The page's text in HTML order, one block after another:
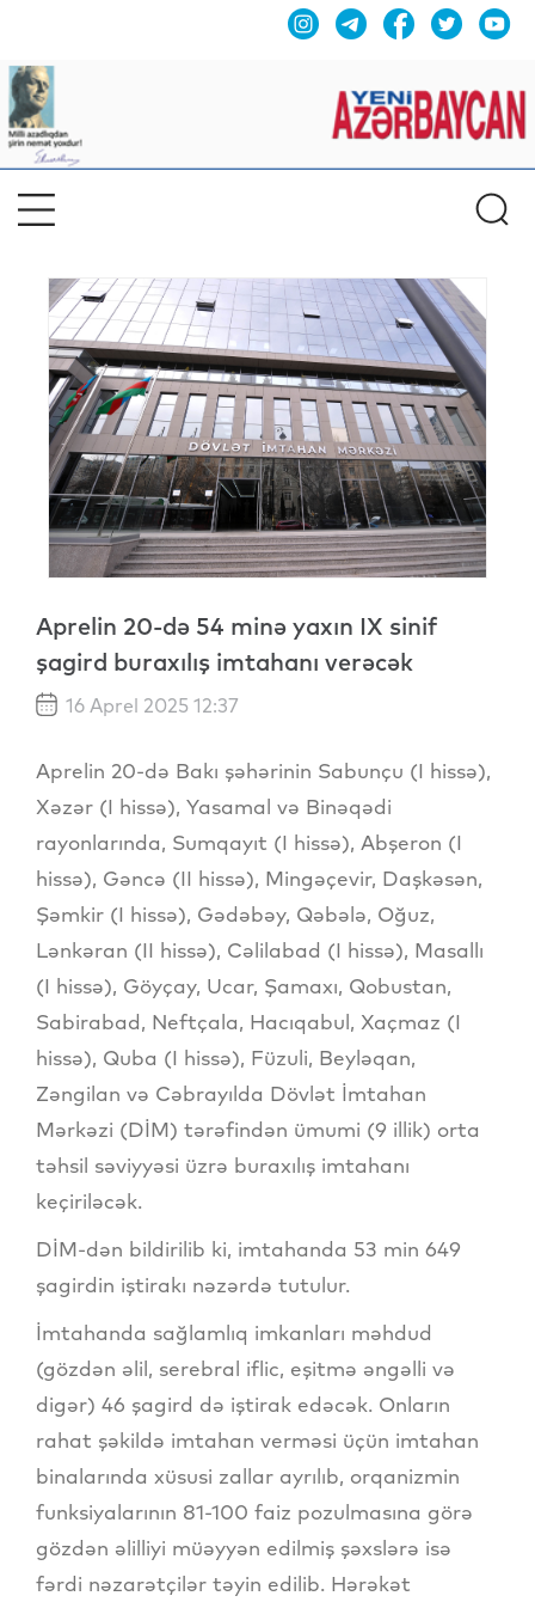
Aprelin 20-də 54 minə yaxın IX sinif
şagird buraxılış imtahanı verəcək
16 Aprel 2025 12:37
Aprelin 20-də Bakı şəhərinin Sabunçu (I hissə),
Xəzər (I hissə), Yasamal və Binəqədi
rayonlarında, Sumqayıt (I hissə), Abşeron (I
hissə), Gəncə (II hissə), Mingəçevir, Daşkəsən,
Şəmkir (I hissə), Gədəbəy, Qəbələ, Oğuz,
Lənkəran (II hissə), Cəlilabad (I hissə), Masallı
(I hissə), Göyçay, Ucar, Şamaxı, Qobustan,
Sabirabad, Neftçala, Hacıqabul, Xaçmaz (I
hissə), Quba (I hissə), Füzuli, Beyləqan,
Zəngilan və Cəbrayılda Dövlət İmtahan
Mərkəzi (DİM) tərəfindən ümumi (9 illik) orta
təhsil səviyyəsi üzrə buraxılış imtahanı
keçiriləcək.
DİM-dən bildirilib ki, imtahanda 53 min 649
şagirdin iştirakı nəzərdə tutulur.
İmtahanda sağlamlıq imkanları məhdud
(gözdən əlil, serebral iflic, eşitmə əngəlli və
digər) 46 şagird də iştirak edəcək. Onların
rahat şəkildə imtahan verməsi üçün imtahan
binalarında xüsusi zallar ayrılıb, orqanizmin
funksiyalarının 81-100 faiz pozulmasına görə
gözdən əlilliyi müəyyən edilmiş şəxslərə isə
fərdi nəzarətçilər təyin edilib. Hərəkət